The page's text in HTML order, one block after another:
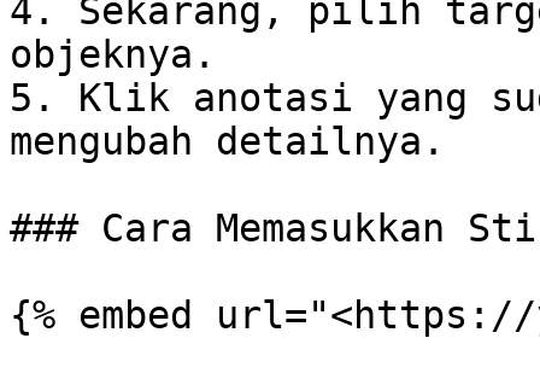
4. Sekarang, pilih
objeknya.
5. Klik anotasi yang
mengubah detailnya.
### Cara Memasukkan
{% embed url="<https://